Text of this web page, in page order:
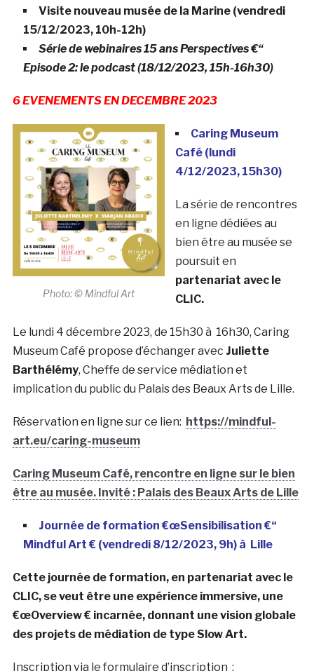
Visite nouveau musée de la Marine (vendredi
15/12/2023, 10h-12h)
Série de webinaires 15 ans Perspectives €“
Episode 2: le podcast (18/12/2023, 15h-16h30)
6 EVENEMENTS EN DECEMBRE 2023
Photo: © Mindful Art
Caring Museum
Café (lundi
4/12/2023, 15h30)
La série de rencontres
en ligne dédiées au
bien être au musée se
poursuit en
partenariat avec le
CLIC.
Le lundi 4 décembre 2023, de 15h30 à 16h30, Caring
Museum Café propose d’échanger avec Juliette
Barthélémy, Cheffe de service médiation et
implication du public du Palais des Beaux Arts de Lille.
Réservation en ligne sur ce lien: https://mindful-
art.eu/caring-museum
Caring Museum Café, rencontre en ligne sur le bien
être au musée. Invité : Palais des Beaux Arts de Lille
Journée de formation €œSensibilisation €“
Mindful Art € (vendredi 8/12/2023, 9h) à Lille
Cette journée de formation, en partenariat avec le
CLIC, se veut être une expérience immersive, une
€œOverview € incarnée, donnant une vision globale
des projets de médiation de type Slow Art.
Inscription via le formulaire d’inscription :